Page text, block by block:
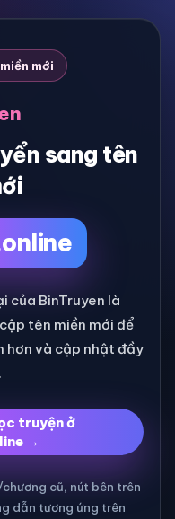
mới
sang tên
của BinTruyen là
tên miền mới để
hơn và cập nhật đầy
truyện ở
→
cũ, nút bên trên
dẫn tương ứng trên